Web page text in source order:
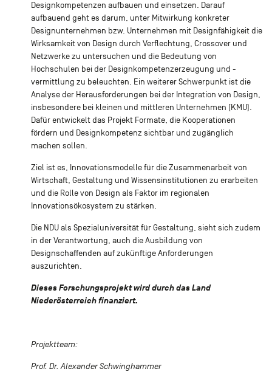
Designkompetenzen aufbauen und einsetzen. Darauf
aufbauend geht es darum, unter Mitwirkung konkreter
Designunternehmen bzw. Unternehmen mit Designfähigkeit die
Wirksamkeit von Design durch Verflechtung, Crossover und
Netzwerke zu untersuchen und die Bedeutung von
Hochschulen bei der Designkompetenzerzeugung und -
vermittlung zu beleuchten. Ein weiterer Schwerpunkt ist die
Analyse der Herausforderungen bei der Integration von Design,
insbesondere bei kleinen und mittleren Unternehmen (KMU).
Dafür entwickelt das Projekt Formate, die Kooperationen
fördern und Designkompetenz sichtbar und zugänglich
machen sollen.
Ziel ist es, Innovationsmodelle für die Zusammenarbeit von
Wirtschaft, Gestaltung und Wissensinstitutionen zu erarbeiten
und die Rolle von Design als Faktor im regionalen
Innovationsökosystem zu stärken.
Die NDU als Spezialuniversität für Gestaltung, sieht sich zudem
in der Verantwortung, auch die Ausbildung von
Designschaffenden auf zukünftige Anforderungen
auszurichten.
Dieses Forschungsprojekt wird durch das Land
Niederösterreich finanziert.
Projektteam:
Prof. Dr. Alexander Schwinghammer